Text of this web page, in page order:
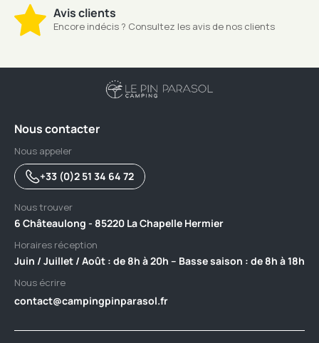
Avis clients
Encore indécis ? Consultez les avis de nos clients
Nous contacter
Nous appeler
+33 (0)2 51 34 64 72
Nous trouver
6 Châteaulong - 85220 La Chapelle Hermier
Horaires réception
Juin / Juillet / Août : de 8h à 20h – Basse saison : de 8h à 18h
Nous écrire
contact@campingpinparasol.fr